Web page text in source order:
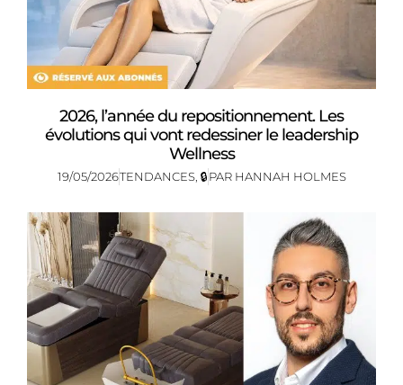
2026, l’année du repositionnement. Les
évolutions qui vont redessiner le leadership
Wellness
19/05/2026TENDANCES, 🔒PAR HANNAH HOLMES